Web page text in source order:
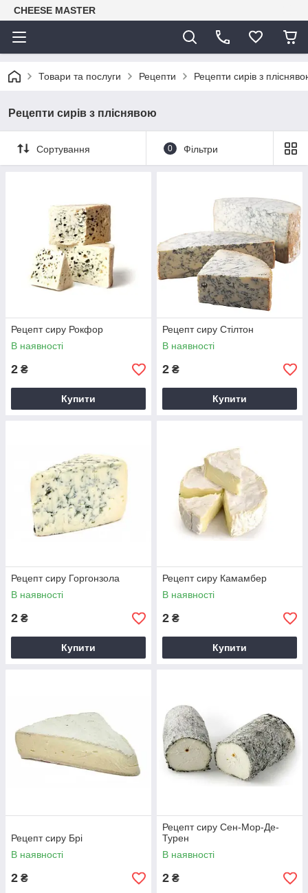
CHEESE MASTER
Товари та послуги Рецепти Рецепти сирів з
Рецепти сирів з пліснявою
Сортування 0 Фільтри
Рецепт сиру Рокфор
В наявності
2 ₴
Купити
Рецепт сиру Стілтон
В наявності
2 ₴
Купити
Рецепт сиру Горгонзола
В наявності
2 ₴
Купити
Рецепт сиру Камамбер
В наявності
2 ₴
Купити
Рецепт сиру Брі
В наявності
2 ₴
Рецепт сиру Сен-Мор-Де-
Турен
В наявності
2 ₴